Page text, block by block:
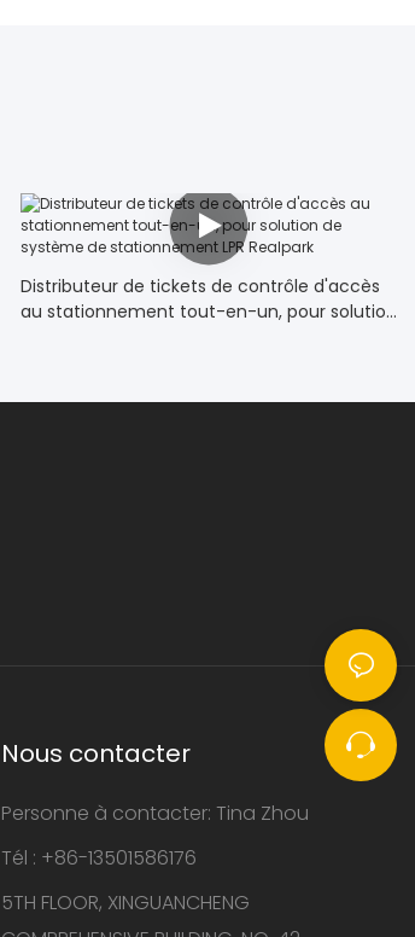
Distributeur de tickets de contrôle d'accès
au stationnement tout-en-un, pour solution
Nous contacter
Personne à contacter: Tina Zhou
Tél : +86-13501586176
5TH FLOOR, XINGUANCHENG